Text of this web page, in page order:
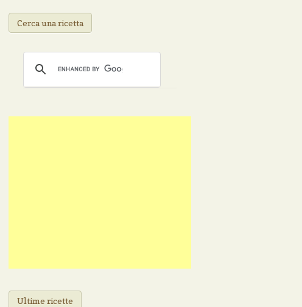
Cerca una ricetta
Ultime ricette